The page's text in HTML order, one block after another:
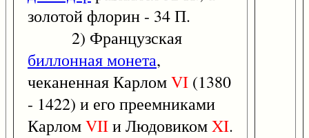
золотой флорин - 34 П.
2) Французская
биллонная монета,
чеканенная КарломVI (1380
- 1422) и его преемниками
КарломVIIи ЛюдовикомXI.